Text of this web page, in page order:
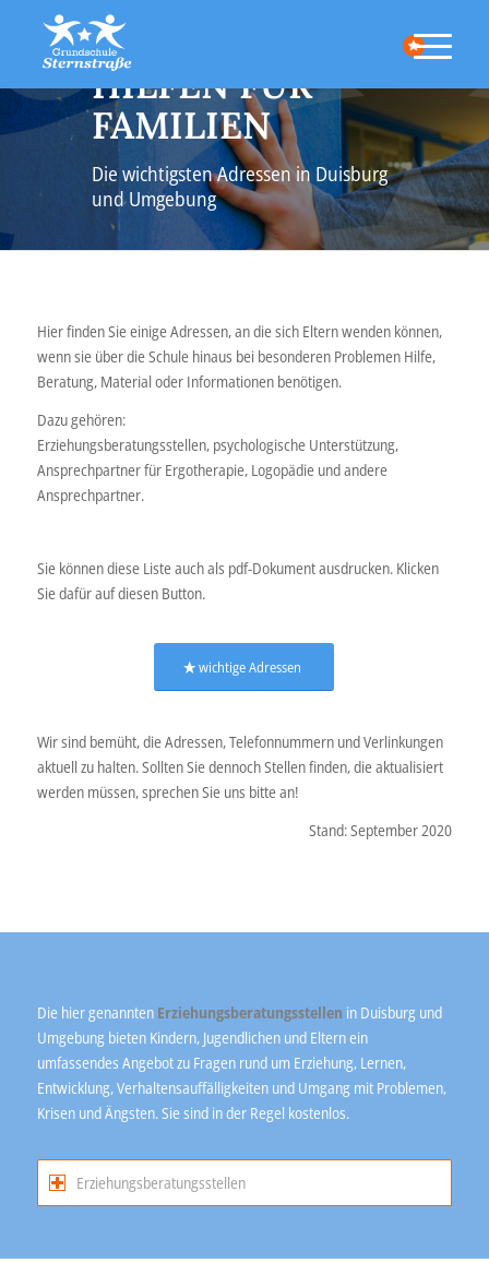
HILFEN FÜR
FAMILIEN
Die wichtigsten Adressen in Duisburg
und Umgebung
Hier finden Sie einige Adressen, an die sich Eltern wenden können,
wenn sie über die Schule hinaus bei besonderen Problemen Hilfe,
Beratung, Material oder Informationen benötigen.
Dazu gehören:
Erziehungsberatungsstellen, psychologische Unterstützung,
Ansprechpartner für Ergotherapie, Logopädie und andere
Ansprechpartner.
Sie können diese Liste auch als pdf-Dokument ausdrucken. Klicken
Sie dafür auf diesen Button.
wichtige Adressen
Wir sind bemüht, die Adressen, Telefonnummern und Verlinkungen
aktuell zu halten. Sollten Sie dennoch Stellen finden, die aktualisiert
werden müssen, sprechen Sie uns bitte an!
Stand: September 2020
Die hier genannten Erziehungsberatungsstellen in Duisburg und
Umgebung bieten Kindern, Jugendlichen und Eltern ein
umfassendes Angebot zu Fragen rund um Erziehung, Lernen,
Entwicklung, Verhaltensauffälligkeiten und Umgang mit Problemen,
Krisen und Ängsten. Sie sind in der Regel kostenlos.
Erziehungsberatungsstellen